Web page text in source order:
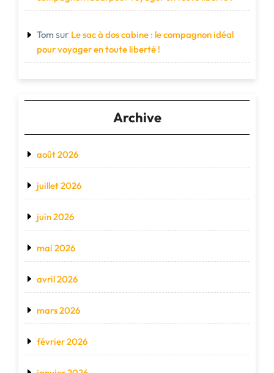
Tom sur Le sac à dos cabine : le compagnon idéal
pour voyager en toute liberté !
Archive
août 2026
juillet 2026
juin 2026
mai 2026
avril 2026
mars 2026
février 2026